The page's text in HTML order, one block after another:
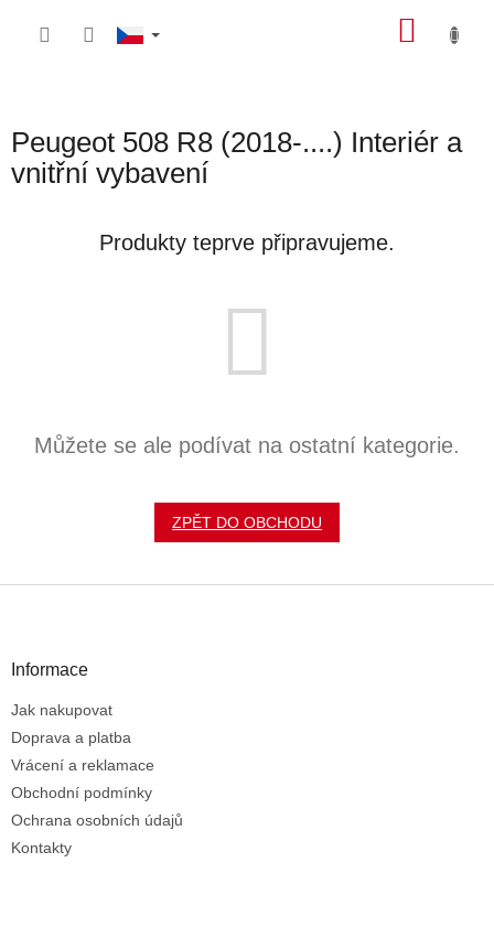
Peugeot 508 R8 (2018-....) Interiér a
vnitřní vybavení
Produkty teprve připravujeme.
Můžete se ale podívat na ostatní kategorie.
ZPĚT DO OBCHODU
Informace
Jak nakupovat
Doprava a platba
Vrácení a reklamace
Obchodní podmínky
Ochrana osobních údajů
Kontakty